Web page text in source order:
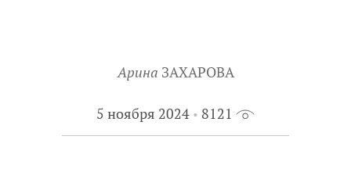
Арина ЗАХАРОВА
5 ноября 2024 8121